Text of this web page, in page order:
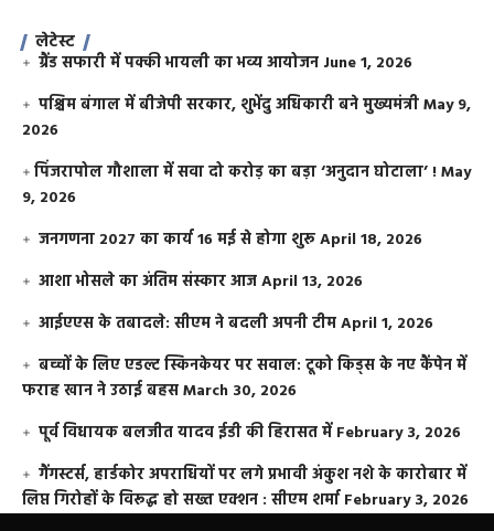
लेटेस्ट
ग्रैंड सफारी में पक्की भायली का भव्य आयोजन June 1, 2026
पश्चिम बंगाल में बीजेपी सरकार, शुभेंदु अधिकारी बने मुख्यमंत्रीMay 9,
2026
​पिंजरापोल गौशाला में सवा दो करोड़ का बड़ा ‘अनुदान घोटाला’ !May
9, 2026
जनगणना 2027 का कार्य 16 मई से होगा शुरूApril 18, 2026
आशा भोसले का अंतिम संस्कार आजApril 13, 2026
आईएएस के तबादले: सीएम ने बदली अपनी टीमApril 1, 2026
बच्चों के लिए एडल्ट स्किनकेयर पर सवाल: टूको किड्स के नए कैंपेन में
फराह खान ने उठाई बहसMarch 30, 2026
पूर्व विधायक बलजीत यादव ईडी की हिरासत में February 3, 2026
गैंगस्टर्स, हार्डकोर अपराधियों पर लगे प्रभावी अंकुश नशे के कारोबार में
लिप्त गिरोहों के विरूद्ध हो सख्त एक्शन : सीएम शर्मा February 3, 2026